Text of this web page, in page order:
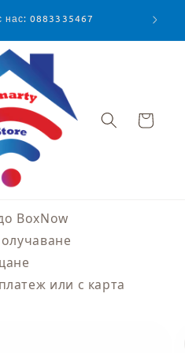
нас: 0883335467
Количка
BoxNow
или с карта